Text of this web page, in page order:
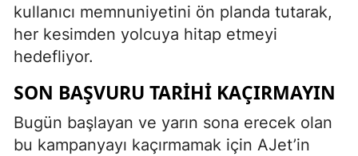
kullanıcı memnuniyetini ön planda tutarak,
her kesimden yolcuya hitap etmeyi
hedefliyor.
SON BAŞVURU TARIHI KAÇIRMAYIN
Bugün başlayan ve yarın sona erecek olan
bu kampanyayı kaçırmamak için AJet’in